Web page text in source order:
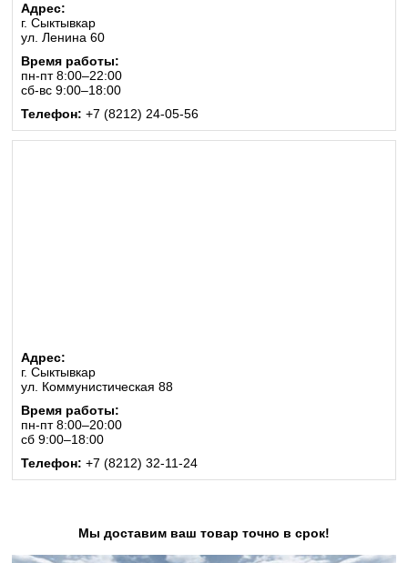
Адрес:
г. Сыктывкар
ул. Ленина 60
Время работы:
пн-пт 8:00–22:00
сб-вс 9:00–18:00
Телефон: +7 (8212) 24-05-56
Адрес:
г. Сыктывкар
ул. Коммунистическая 88
Время работы:
пн-пт 8:00–20:00
сб 9:00–18:00
Телефон: +7 (8212) 32-11-24
Мы доставим ваш товар точно в срок!